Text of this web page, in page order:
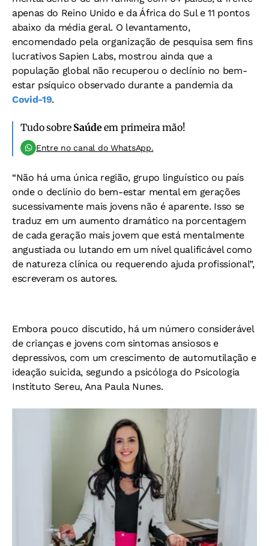
apenas do Reino Unido e da África do Sul e 11 pontos
abaixo da média geral. O levantamento,
encomendado pela organização de pesquisa sem fins
lucrativos Sapien Labs, mostrou ainda que a
população global não recuperou o declínio no bem-
estar psíquico observado durante a pandemia da
Covid-19.
Tudo sobre Saúdeem primeira mão!
Entre no canal do WhatsApp.
“Não há uma única região, grupo linguístico ou país
onde o declínio do bem-estar mental em gerações
sucessivamente mais jovens não é aparente. Isso se
traduz em um aumento dramático na porcentagem
de cada geração mais jovem que está mentalmente
angustiada ou lutando em um nível qualificável como
de natureza clínica ou requerendo ajuda profissional”,
escreveram os autores.
Embora pouco discutido, há um número considerável
de crianças e jovens com sintomas ansiosos e
depressivos, com um crescimento de automutilação e
ideação suicida, segundo a psicóloga do Psicologia
Instituto Sereu, Ana Paula Nunes.